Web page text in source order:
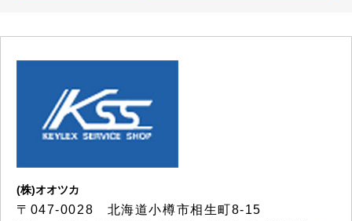
(株)オオツカ
〒047-0028 北海道小樽市相生町8-15